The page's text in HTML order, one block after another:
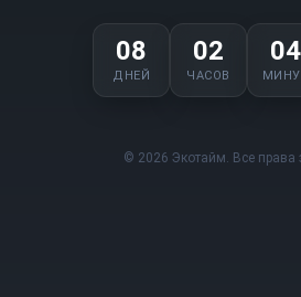
08
ДНЕЙ
02
ЧАСОВ
04
© 2026 Экотайм. Все права